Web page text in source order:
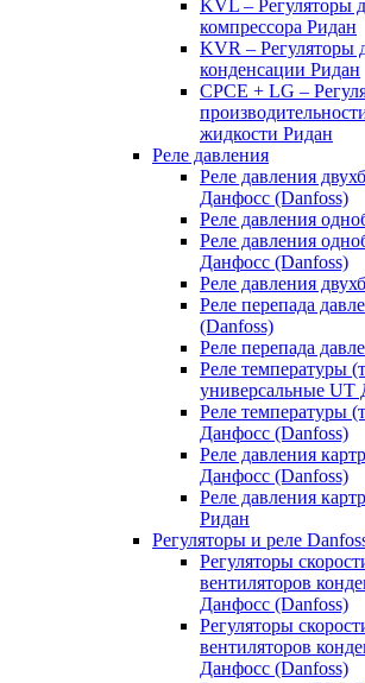
KVL – Регуляторы
компрессора Ридан
KVR – Регуляторы
конденсации Ридан
CPCE + LG –
жидкости Ридан
Реле давления
Реле давления
Данфосс (Danfoss)
Реле давления
Реле давления
Данфосс (Danfoss)
Реле давления
Реле перепада
(Danfoss)
Реле перепада
Реле температуры
универсальные UT
Реле температуры
Данфосс (Danfoss)
Реле давления
Данфосс (Danfoss)
Реле давления
Ридан
Регуляторы и реле
Регуляторы
вентиляторов
Данфосс (Danfoss)
Регуляторы
вентиляторов
Данфосс (Danfoss)